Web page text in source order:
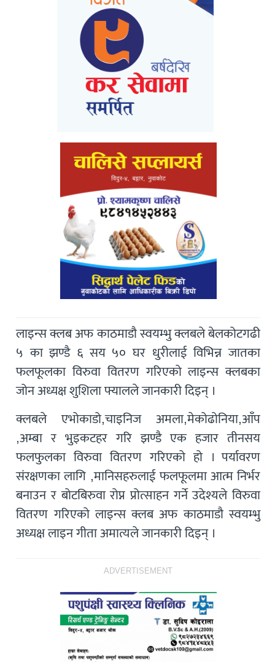
लाइन्स क्लब अफ काठमाडौ स्वयम्भु क्लबले बेलकोटगढी
५ का झण्डै ६ सय ५० घर धुरीलाई विभिन्न जातका
फलफूलका विरुवा वितरण गरिएको लाइन्स क्लबका
जोन अध्यक्ष शुशिला फ्यालले जानकारी दिइन् ।
क्लबले एभोकाडो,चाइनिज अमला,मेकोढोनिया,आँप
,अम्बा र भुइकटहर गरि झण्डै एक हजार तीनसय
फलफुलका विरुवा वितरण गरिएको हो । पर्यावरण
संरक्षणका लागि ,मानिसहरुलाई फलफूलमा आत्म निर्भर
बनाउन र बोटबिरुवा रोप्न प्रोत्साहन गर्ने उदेश्यले विरुवा
वितरण गरिएको लाइन्स क्लब अफ काठमाडौ स्वयम्भु
अध्यक्ष लाइन गीता अमात्यले जानकारी दिइन् ।
ADVERTISEMENT